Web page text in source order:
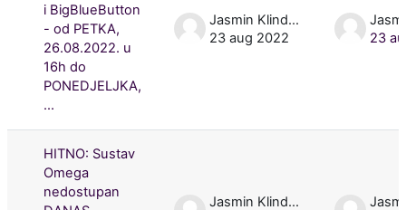
i BigBlueButton
- od PETKA,
26.08.2022. u
16h do
PONEDJELJKA,
...
Jasmin Klindžić
23 aug 2022
23
HITNO: Sustav
Omega
nedostupan
Jasmin Klindžić